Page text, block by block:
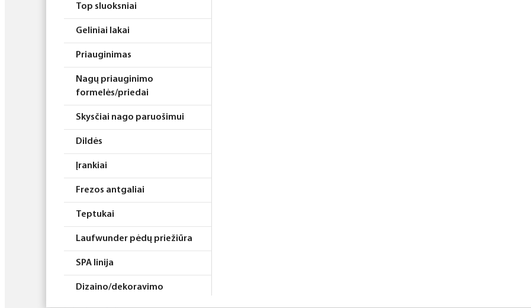
Top sluoksniai
Geliniai lakai
Priauginimas
Nagų priauginimo
formelės/priedai
Skysčiai nago paruošimui
Dildės
Įrankiai
Frezos antgaliai
Teptukai
Laufwunder pėdų priežiūra
SPA linija
Dizaino/dekoravimo